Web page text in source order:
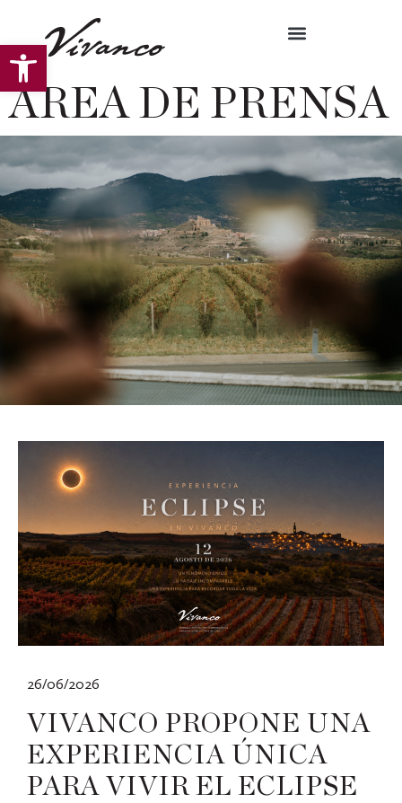
Abrir barra de herramientas
ÁREA DE PRENSA
26/06/2026
VIVANCO PROPONE UNA
EXPERIENCIA ÚNICA
PARA VIVIR EL ECLIPSE